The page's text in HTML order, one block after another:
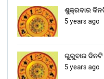
ଶୁକ୍ରବାର
5 years ago
ଗୁରୁବାର
5 years ago